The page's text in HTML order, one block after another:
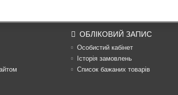
ОБЛІКОВИЙ ЗАПИС
Особистий кабінет
Історія замовлень
Список бажаних товарів